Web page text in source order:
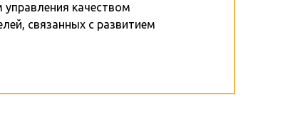
управления качеством
связанных с развитием